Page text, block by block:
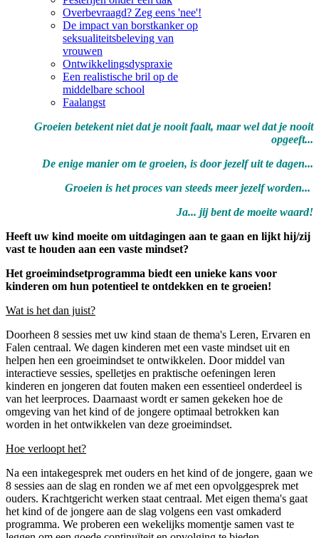
Overbevraagd? Zeg eens 'nee'!
De impact van borstkanker op
seksualiteitsbeleving van
vrouwen
Ontwikkelingsdyspraxie
Een realistische bril op de
middelbare school
Faalangst
Groeien betekent niet dat je nooit faalt, maar wel dat je nooit
opgeeft...
De enige manier om te groeien, is door jezelf uit te dagen...
Groeien is het proces van steeds meer jezelf worden...
Ja... jij bent de moeite waard!
Heeft uw kind moeite om uitdagingen aan te gaan en lijkt hij/zij
vast te houden aan een vaste mindset?
Het groeimindsetprogramma biedt een unieke kans voor
kinderen om hun potentieel te ontdekken en te groeien!
Wat is het dan juist?
Doorheen 8 sessies met uw kind staan de thema's Leren, Ervaren en
Falen centraal. We dagen kinderen met een vaste mindset uit en
helpen hen een groeimindset te ontwikkelen. Door middel van
interactieve sessies, spelletjes en praktische oefeningen leren
kinderen en jongeren dat fouten maken een essentieel onderdeel is
van het leerproces. Daarnaast wordt er samen gekeken hoe de
omgeving van het kind of de jongere optimaal betrokken kan
worden in het ontwikkelen van deze groeimindset.
Hoe verloopt het?
Na een intakegesprek met ouders en het kind of de jongere, gaan we
8 sessies aan de slag en ronden we af met een opvolggesprek met
ouders. Krachtgericht werken staat centraal. Met eigen thema's gaat
het kind of de jongere aan de slag volgens een vast omkaderd
programma. We proberen een wekelijks momentje samen vast te